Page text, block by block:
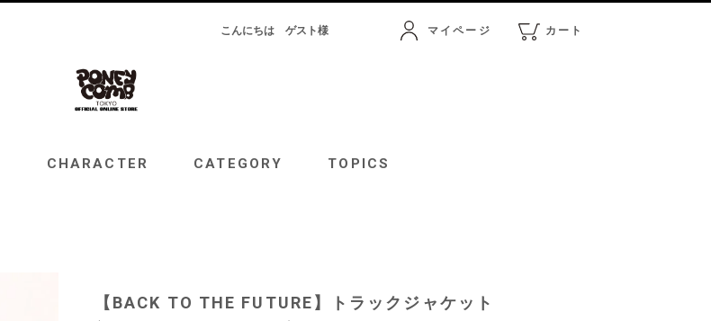
こんにちはゲスト様 マイページ カート
CHARACTER CATEGORY TOPICS
【BACK TO THE FUTURE】トラックジャケット